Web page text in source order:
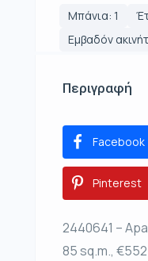
Μπάνια: 1
Εμβαδόν
Περιγραφή
Facebook
Pinterest
2440641 –
85 sq.m.,